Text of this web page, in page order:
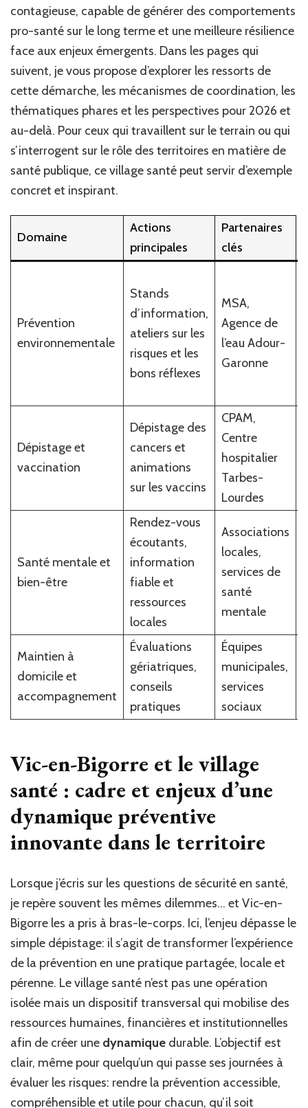
contagieuse, capable de générer des comportements
pro-santé sur le long terme et une meilleure résilience
face aux enjeux émergents. Dans les pages qui
suivent, je vous propose d’explorer les ressorts de
cette démarche, les mécanismes de coordination, les
thématiques phares et les perspectives pour 2026 et
au-delà. Pour ceux qui travaillent sur le terrain ou qui
s’interrogent sur le rôle des territoires en matière de
santé publique, ce village santé peut servir d’exemple
concret et inspirant.
Domaine
Actions
principales
Partenaires
clés
Prévention
environnementale
Stands
d’information,
ateliers sur les
risques et les
bons réflexes
MSA,
Agence de
l’eau Adour-
Garonne
Dépistage et
vaccination
Dépistage des
cancers et
animations
sur les vaccins
CPAM,
Centre
hospitalier
Tarbes-
Lourdes
Santé mentale et
bien-être
Rendez-vous
écoutants,
information
fiable et
ressources
locales
Associations
locales,
services de
santé
mentale
Maintien à
domicile et
accompagnement
Évaluations
gériatriques,
conseils
pratiques
Équipes
municipales,
services
sociaux
Vic-en-Bigorre et le village
santé : cadre et enjeux d’une
dynamique préventive
innovante dans le territoire
Lorsque j’écris sur les questions de sécurité en santé,
je repère souvent les mêmes dilemmes… et Vic-en-
Bigorre les a pris à bras-le-corps. Ici, l’enjeu dépasse le
simple dépistage: il s’agit de transformer l’expérience
de la prévention en une pratique partagée, locale et
pérenne. Le village santé n’est pas une opération
isolée mais un dispositif transversal qui mobilise des
ressources humaines, financières et institutionnelles
afin de créer une dynamique durable. L’objectif est
clair, même pour quelqu’un qui passe ses journées à
évaluer les risques: rendre la prévention accessible,
compréhensible et utile pour chacun, qu’il soit